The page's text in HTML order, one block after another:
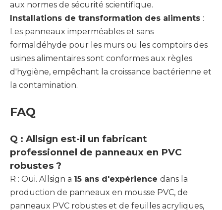
aux normes de sécurité scientifique.
Installations de transformation des aliments :
Les panneaux imperméables et sans
formaldéhyde pour les murs ou les comptoirs des
usines alimentaires sont conformes aux règles
d'hygiène, empêchant la croissance bactérienne et
la contamination.
FAQ
Q : Allsign est-il un fabricant
professionnel de panneaux en PVC
robustes ?
R : Oui. Allsign a 15 ans d'expérience dans la
production de panneaux en mousse PVC, de
panneaux PVC robustes et de feuilles acryliques,